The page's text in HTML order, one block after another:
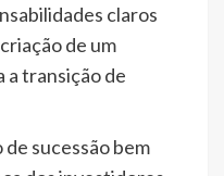
claros
de um
transição de
sucessão bem